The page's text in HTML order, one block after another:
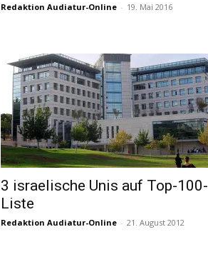
Redaktion Audiatur-Online - 19. Mai 2016
3 israelische Unis auf Top-100-
Liste
Redaktion Audiatur-Online - 21. August 2012